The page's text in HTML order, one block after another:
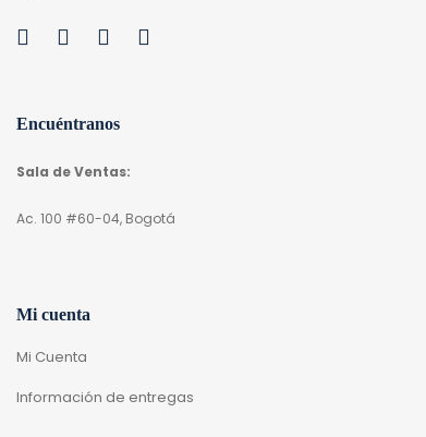
Encuéntranos
Sala de Ventas:
Ac. 100 #60-04, Bogotá
Mi cuenta
Mi Cuenta
Información de entregas